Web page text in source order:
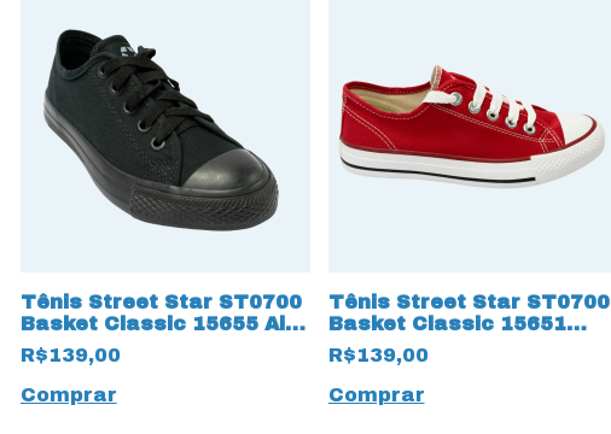
Tênis Street Star ST0700
Basket Classic 15655 All
Black
R$139,00
Comprar
Tênis Street Star ST0700
Basket Classic 15651
Vermelho
R$139,00
Comprar